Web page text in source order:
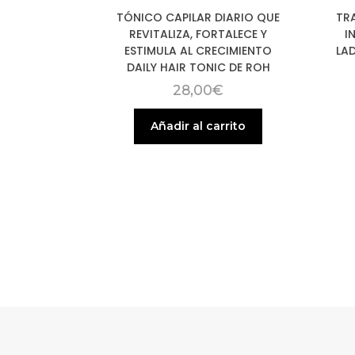
TÓNICO CAPILAR DIARIO QUE
REVITALIZA, FORTALECE Y
ESTIMULA AL CRECIMIENTO
DAILY HAIR TONIC DE ROH
28,00€
Añadir al carrito